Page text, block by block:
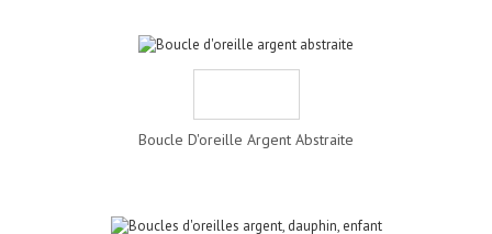
Boucle D'oreille Argent Abstraite